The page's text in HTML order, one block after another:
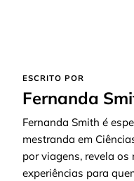
ESCRITO POR
Fernanda
Fernanda Smith é
mestranda em
por viagens, revela
experiências para